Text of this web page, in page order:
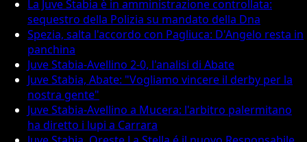
La Juve Stabia è in amministrazione controllata:
sequestro della Polizia su mandato della Dna
Spezia, salta l'accordo con Pagliuca: D'Angelo resta in
panchina
Juve Stabia-Avellino 2-0, l'analisi di Abate
Juve Stabia, Abate: "Vogliamo vincere il derby per la
nostra gente"
Juve Stabia-Avellino a Mucera: l'arbitro palermitano
ha diretto i lupi a Carrara